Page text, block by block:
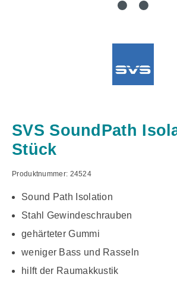
SVS SoundPath
Stück
Produktnummer: 24524
Sound Path Isolation
Stahl Gewindeschrauben
gehärteter Gummi
weniger Bass und Rasseln
hilft der Raumakkustik